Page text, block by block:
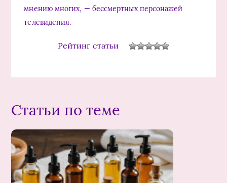
мнению многих, — бессмертных персонажей
телевидения.
Рейтинг статьи
Статьи по теме